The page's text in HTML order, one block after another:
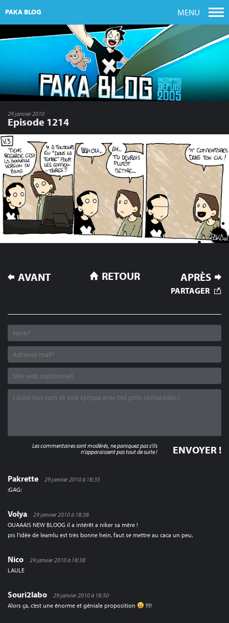
PAKA BLOG MENU
29 janvier 2010
Episode 1214
NAVIGATION
DE
AVANT APRÈS
RETOUR
PARTAGER
Pakrette
29 janvier 2010 à 18:35
:GAG:
Volya
29 janvier 2010 à 18:38
OUAAAIS NEW BLOOG il a intérêt a niker sa mère !
pis l’idée de leamlu est très bonne hein, faut se mettre au caca un peu.
Nico
29 janvier 2010 à 18:38
LAULE
Souri2labo
29 janvier 2010 à 18:50
Alors ça, c’est une énorme et géniale proposition
!!!!
Les commentaires sont modérés, ne paniquez pas s'ils
n'apparaissent pas tout de suite !